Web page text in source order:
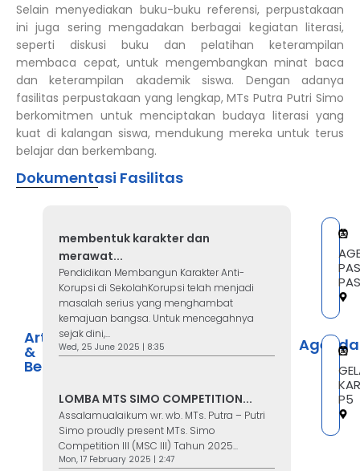
Selain menyediakan buku-buku referensi, perpustakaan
ini juga sering mengadakan berbagai kegiatan literasi,
seperti diskusi buku dan pelatihan keterampilan
membaca cepat, untuk mengembangkan minat baca
dan keterampilan akademik siswa. Dengan adanya
fasilitas perpustakaan yang lengkap, MTs Putra Putri Simo
berkomitmen untuk menciptakan budaya literasi yang
kuat di kalangan siswa, mendukung mereka untuk terus
belajar dan berkembang.
Dokumentasi Fasilitas
Artikel
&
Berita
membentuk karakter dan
merawat...
Pendidikan Membangun Karakter Anti-
Korupsi di SekolahKorupsi telah menjadi
masalah serius yang menghambat
kemajuan bangsa. Untuk mencegahnya
sejak dini,...
Wed, 25 June 2025 | 8:35
LOMBA MTS SIMO COMPETITION...
Assalamualaikum wr. wb. MTs. Putra – Putri
Simo proudly present MTs. Simo
Competition III (MSC III) Tahun 2025...
Mon, 17 February 2025 | 2:47
Agenda
P5